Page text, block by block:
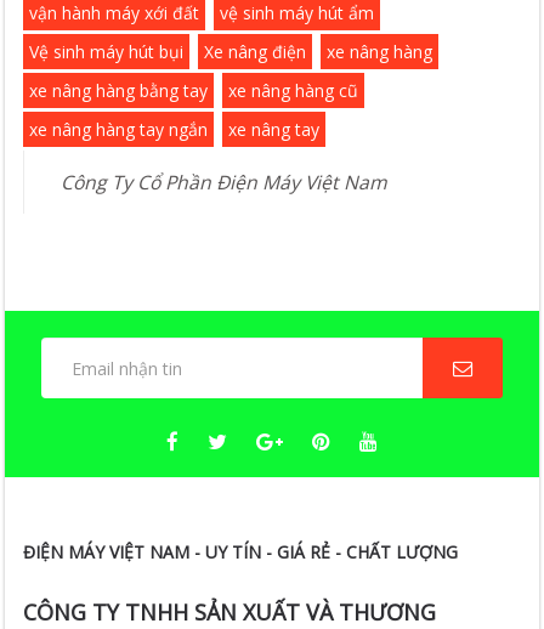
vận hành máy xới đất
vệ sinh máy hút ẩm
Vệ sinh máy hút bụi
Xe nâng điện
xe nâng hàng
xe nâng hàng bằng tay
xe nâng hàng cũ
xe nâng hàng tay ngắn
xe nâng tay
Công Ty Cổ Phần Điện Máy Việt Nam
ĐIỆN MÁY VIỆT NAM - UY TÍN - GIÁ RẺ - CHẤT LƯỢNG
CÔNG TY TNHH SẢN XUẤT VÀ THƯƠNG